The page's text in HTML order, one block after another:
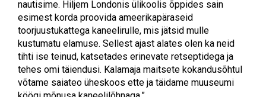
nautisime. Hiljem Londonis ülikoolis õppides sain
esimest korda proovida ameerikapäraseid
toorjuustukattega kaneelirulle, mis jätsid mulle
kustumatu elamuse. Sellest ajast alates olen ka neid
tihti ise teinud, katsetades erinevate retseptidega ja
tehes omi täiendusi. Kalamaja maitsete kokandusõhtul
võtame saiateo üheskoos ette ja täidame muuseumi